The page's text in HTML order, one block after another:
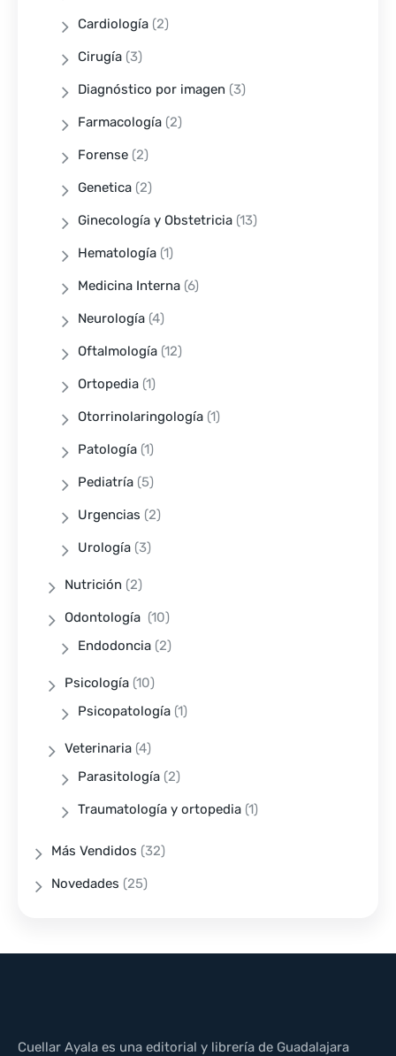
Cardiología (2)
Cirugía (3)
Diagnóstico por imagen (3)
Farmacología (2)
Forense (2)
Genetica (2)
Ginecología y Obstetricia (13)
Hematología (1)
Medicina Interna (6)
Neurología (4)
Oftalmología (12)
Ortopedia (1)
Otorrinolaringología (1)
Patología (1)
Pediatría (5)
Urgencias (2)
Urología (3)
Nutrición (2)
Odontología (10)
Endodoncia (2)
Psicología (10)
Psicopatología (1)
Veterinaria (4)
Parasitología (2)
Traumatología y ortopedia (1)
Más Vendidos (32)
Novedades (25)
Cuellar Ayala es una editorial y librería de Guadalajara